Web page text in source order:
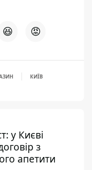
😆 😡
КИЇВ
у Києві
з
апетити